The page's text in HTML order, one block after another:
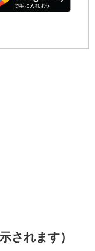
されます）